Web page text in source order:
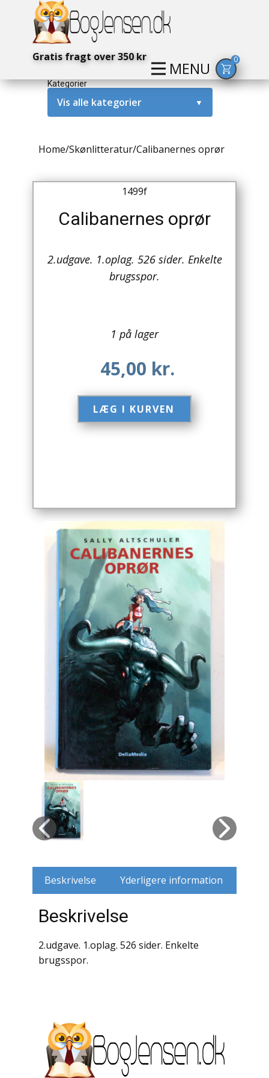
MENU
Gratis fragt over 350 kr 0
Kategorier
Vis alle kategorier ▼
Amerika / USA
Anden Verdenskrig
Antikke / Specielle Bøger
Arkæologi
Biografier / Erindringer
Børn / Unge
Børnebøger
Design
Drikkevare / Øl / Vin
Engelsk
Erhverv
Europa
Fantasy / Sciencefiction
Filosofi
Håndarbejde
Håndværk
Historie
Hobby
Hus / Have
Husdyr
Jernbaner
Kirkehistorie / Religion
Krige / Slag
Krop / Sind
Landbrug / Skovbrug
Litteraturhistorie
Home/Skønlitteratur/Calibanernes oprør
1499f
Calibanernes oprør
2.udgave. 1.oplag. 526 sider. Enkelte
brugsspor.
1 på lager
45,00 kr.
LÆG I KURVEN​
Beskrivelse Yderligere information
Beskrivelse
2.udgave. 1.oplag. 526 sider. Enkelte
brugsspor.